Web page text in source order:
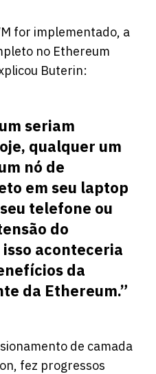
for implementado, a
no Ethereum
Buterin:
seriam
qualquer um
nó de
em seu laptop
telefone ou
do
aconteceria
da
da Ethereum.”
de camada
fez progressos